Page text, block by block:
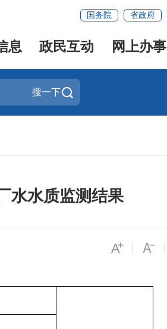
国务院 省政府
息 政民互动 网上办事
搜一下
水水质监测结果